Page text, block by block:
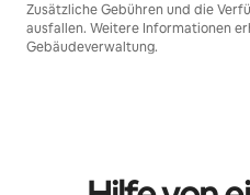
Zusätzliche Gebühren und die
ausfallen. Weitere Informationen
Gebäudeverwaltung.